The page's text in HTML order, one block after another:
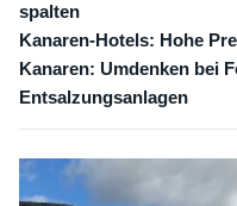
spalten
Kanaren-Hotels: Hohe
Kanaren: Umdenken bei
Entsalzungsanlagen